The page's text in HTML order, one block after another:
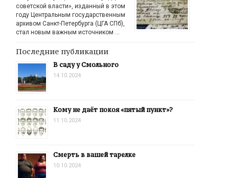
советской власти», изданный в этом
году Центральным государственным
архивом Санкт-Петербурга (ЦГА СПб),
стал новым важным источником …
Последние публикации
В саду у Смольного
14.10.2024
Кому не даёт покоя «пятый пункт»?
11.10.2024
Смерть в вашей тарелке
10.10.2024